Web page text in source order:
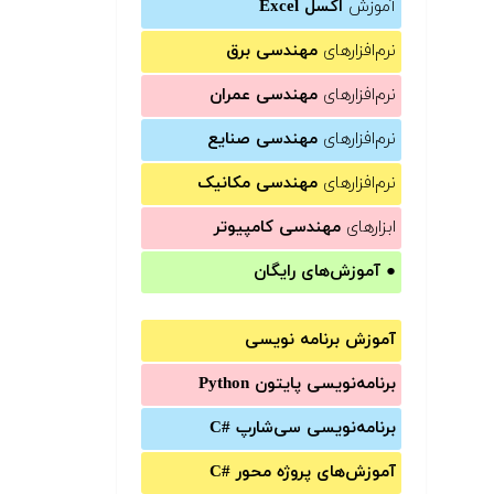
آموزش اکسل Excel
نرم‌افزارهای مهندسی برق
نرم‌افزارهای مهندسی عمران
نرم‌افزارهای مهندسی صنایع
نرم‌افزارهای مهندسی مکانیک
ابزارهای مهندسی کامپیوتر
● آموزش‌های رایگان
آموزش برنامه نویسی
برنامه‌نویسی پایتون Python
برنامه‌‌نویسی سی‌شارپ C#‎
آموزش‌های پروژه محور #C